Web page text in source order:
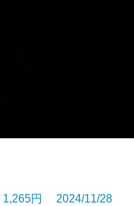
円 2024/11/28